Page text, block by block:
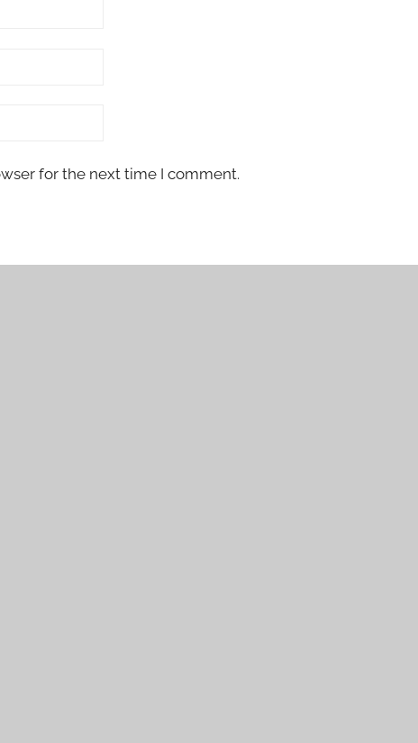
for the next time I comment.